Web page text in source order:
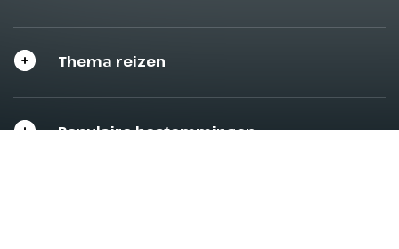
Thema reizen
Populaire bestemmingen